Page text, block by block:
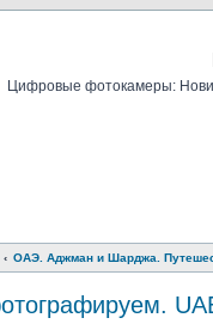
Цифровые фотокамеры:
ОАЭ. Аджман и Шарджа.